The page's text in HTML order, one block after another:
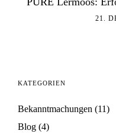
21.
KATEGORIEN
Bekanntmachungen (11)
Blog (4)